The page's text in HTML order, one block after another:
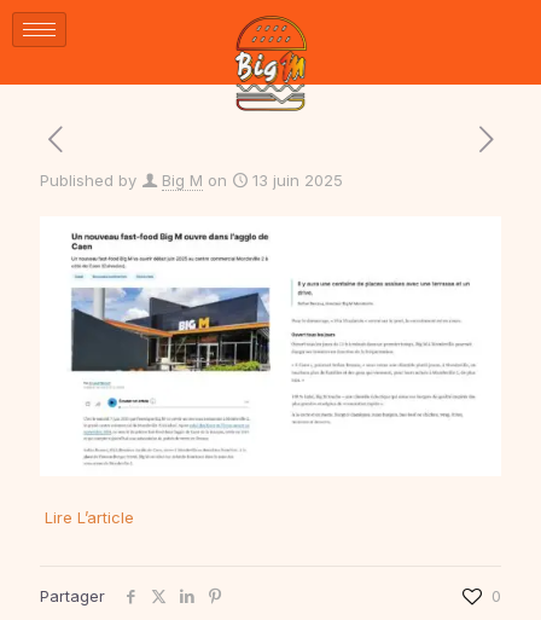
Published by Big M on 13 juin 2025
Lire L’article
Partager 0